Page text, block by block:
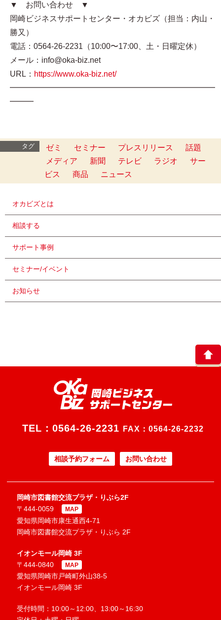
▼ お問い合わせ ▼
岡崎ビジネスサポートセンター・オカビズ（担当：内山・
勝又）
電話：0564-26-2231（10:00〜17:00、土・日曜定休）
メール：info@oka-biz.net
URL： https://www.oka-biz.net/
━━━━━━━━━━━━━━━━━━━━━━━━━━
━━━
タグ ゼミ セミナー プレスリリース
話題
メディア
新聞 テレビ ラジオ
サー
ビス
商品 ニュース
オカビズとは
相談する
サポート事例
セミナー/イベント
お知らせ
TEL： 0564-26-2231 FAX：0564-26-2232
相談予約フォーム お問い合わせ
岡崎市図書館交流プラザ・りぶら2F
〒444-0059
MAP
愛知県岡崎市康生通西4-71
岡崎市図書館交流プラザ・りぶら 2F
イオンモール岡崎 3F
〒444-0840
MAP
愛知県岡崎市戸崎町外山38-5
イオンモール岡崎 3F
受付時間：10:00～12:00、13:00～16:30